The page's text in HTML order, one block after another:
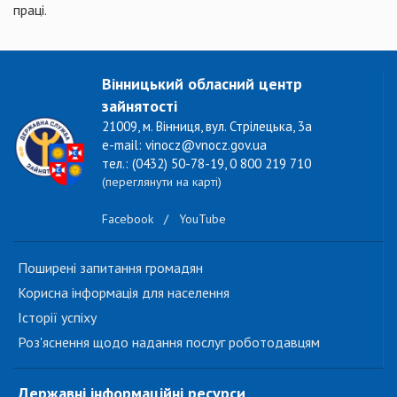
праці.
Вінницький обласний центр
зайнятості
21009, м. Вінниця, вул. Стрілецька, 3а
e-mail: vinocz@vnocz.gov.ua
тел.: (0432) 50-78-19, 0 800 219 710
(переглянути на карті)
Facebook / YouTube
Поширені запитання громадян
Корисна інформація для населення
Історії успіху
Роз'яснення щодо надання послуг роботодавцям